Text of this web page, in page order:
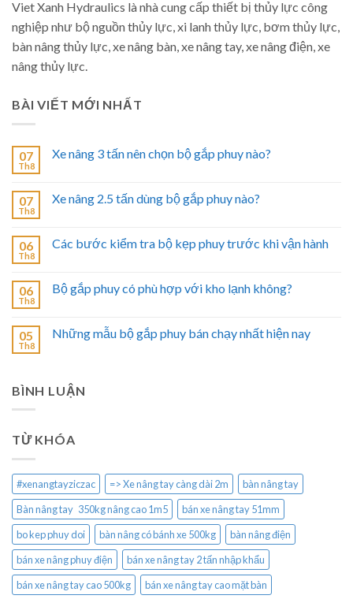
Viet Xanh Hydraulics là nhà cung cấp thiết bị thủy lực công
nghiệp như bộ nguồn thủy lực, xi lanh thủy lực, bơm thủy lực,
bàn nâng thủy lực, xe nâng bàn, xe nâng tay, xe nâng điện, xe
nâng thủy lực.
BÀI VIẾT MỚI NHẤT
07
Th8
Xe nâng 3 tấn nên chọn bộ gắp phuy nào?
07
Th8
Xe nâng 2.5 tấn dùng bộ gắp phuy nào?
06
Th8
Các bước kiểm tra bộ kẹp phuy trước khi vận hành
06
Th8
Bộ gắp phuy có phù hợp với kho lạnh không?
05
Th8
Những mẫu bộ gắp phuy bán chạy nhất hiện nay
BÌNH LUẬN
TỪ KHÓA
#xenangtayziczac => Xe nâng tay càng dài 2m
bàn nâng tay
Bàn nâng tay 350kg nâng cao 1m5
bán xe nâng tay 51mm
bo kep phuy doi
bàn nâng có bánh xe 500kg
bàn nâng điện
bán xe nâng phuy điện
bán xe nâng tay 2 tấn nhập khẩu
bán xe nâng tay cao 500kg
bán xe nâng tay cao mặt bàn